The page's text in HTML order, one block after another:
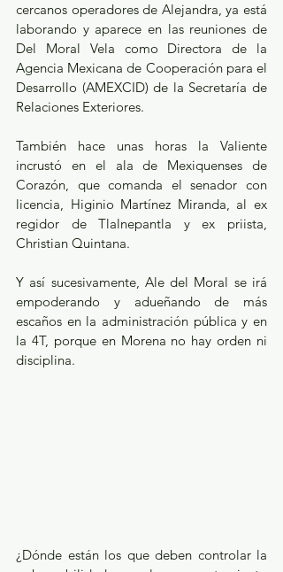
cercanos operadores de Alejandra, ya está
laborando y aparece en las reuniones de
Del Moral Vela como Directora de la
Agencia Mexicana de Cooperación para el
Desarrollo (AMEXCID) de la Secretaría de
Relaciones Exteriores.
También hace unas horas la Valiente
incrustó en el ala de Mexiquenses de
Corazón, que comanda el senador con
licencia, Higinio Martínez Miranda, al ex
regidor de Tlalnepantla y ex priista,
Christian Quintana.
Y así sucesivamente, Ale del Moral se irá
empoderando y adueñando de más
escaños en la administración pública y en
la 4T, porque en Morena no hay orden ni
disciplina.
¿Dónde están los que deben controlar la